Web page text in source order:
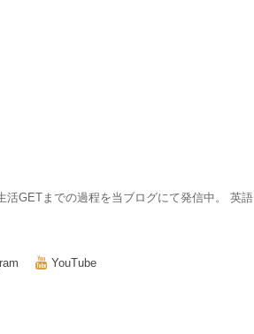
GETまでの過程を当ブログにて発信中。 英語
YouTube